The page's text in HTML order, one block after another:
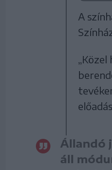
A
Állandó
áll